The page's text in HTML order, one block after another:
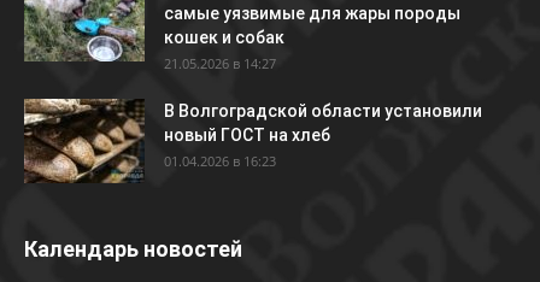
самые уязвимые для жары породы
кошек и собак
21.05.2026 в 14:27
В Волгоградской области установили
новый ГОСТ на хлеб
01.04.2026 в 16:23
Календарь новостей